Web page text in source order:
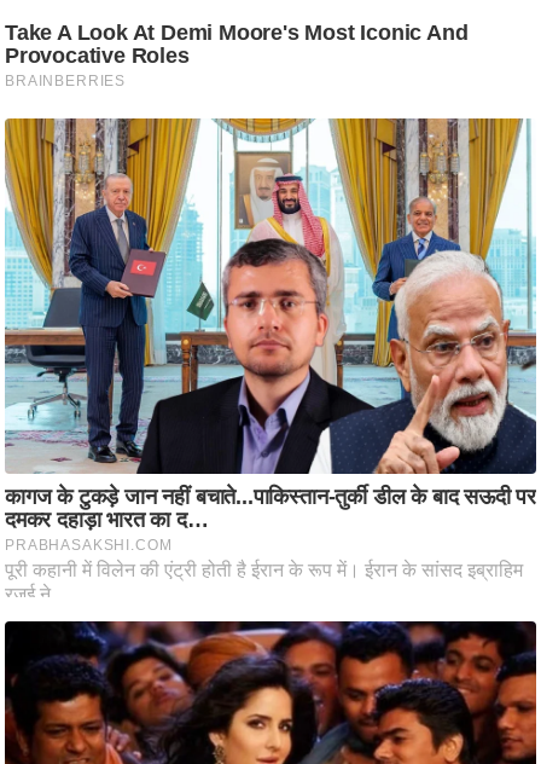
स्खे
प
र्य
ट
न
स्थ
ल
फि
ट
ने
स
मं
त्रा
ले
श
न
शि
नी
ति